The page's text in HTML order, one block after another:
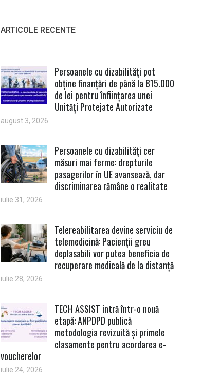
ARTICOLE RECENTE
Persoanele cu dizabilități pot
obține finanțări de până la 815.000
de lei pentru înființarea unei
Unități Protejate Autorizate
august 3, 2026
Persoanele cu dizabilități cer
măsuri mai ferme: drepturile
pasagerilor în UE avansează, dar
discriminarea rămâne o realitate
iulie 31, 2026
Telereabilitarea devine serviciu de
telemedicină: Pacienții greu
deplasabili vor putea beneficia de
recuperare medicală de la distanță
iulie 28, 2026
TECH ASSIST intră într-o nouă
etapă: ANPDPD publică
metodologia revizuită și primele
clasamente pentru acordarea e-
voucherelor
iulie 24, 2026